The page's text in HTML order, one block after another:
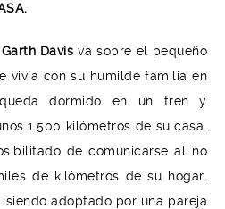
Garth Davisva sobre el pequeño
vivía con su humilde familia en
dormido en un tren y
1.500 kilómetros de su casa.
de comunicarse al no
de kilómetros de su hogar.
adoptado por una pareja